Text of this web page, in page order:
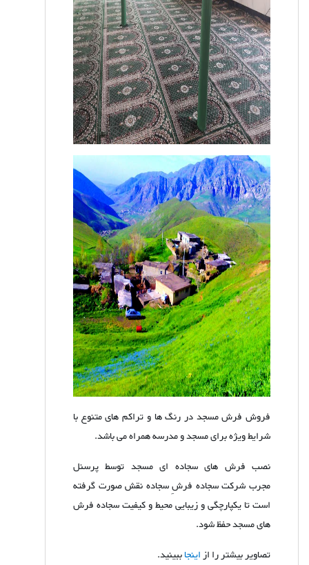
فروش فرش مسجد در رنگ ها و تراکم های متنوع با
شرایط ویژه برای مسجد و مدرسه همراه می باشد.
نصب فرش های سجاده ای مسجد توسط پرسنل
مجرب شرکت سجاده فرشِ سجاده نقش صورت گرفته
است تا یکپارچگی و زیبایی محیط و کیفیت سجاده فرش
های مسجد حفظ شود.
تصاویر بیشتر را ازاینجاببینید.